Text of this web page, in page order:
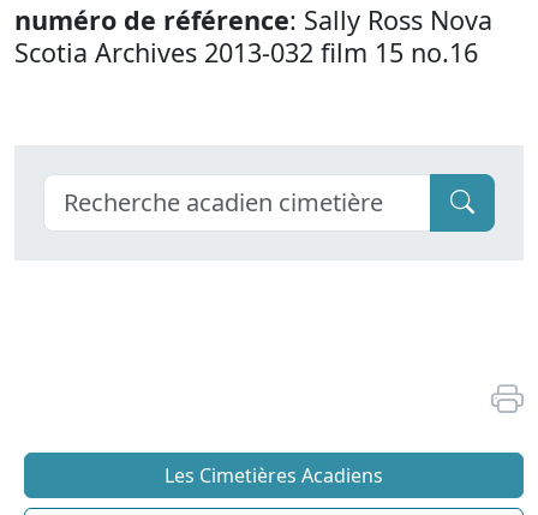
numéro de référence: Sally Ross Nova
Scotia Archives 2013-032 film 15 no.16
Les Cimetières Acadiens